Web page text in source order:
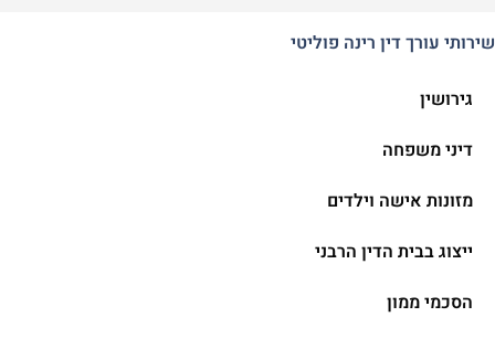
שירותי עורך דין רינה פוליטי
גירושין
דיני משפחה
מזונות אישה וילדים
ייצוג בבית הדין הרבני​
הסכמי ממון